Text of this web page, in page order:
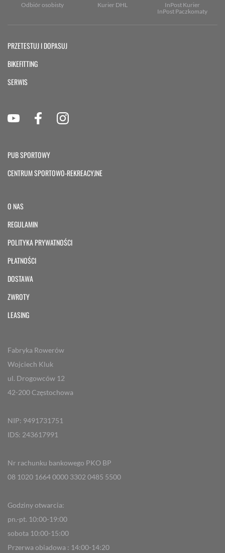
Odbiór osobisty Kurier DHL
InPost Kurier
InPost Paczkomaty
PRZETESTUJ I DOPASUJ
BIKEFITTING
SERWIS
PUB SPORTOWY
CENTRUM SPORTOWO-REKREACYJNE
O NAS
REGULAMIN
POLITYKA PRYWATNOŚCI
PŁATNOŚCI
DOSTAWA
ZWROTY
LEASING
Fabryka Rowerów
Wojciech Kluk
ul. Drogowców 12
42-200 Częstochowa
NIP: 9491731751
IDS: 243617991
Nr rachunku bankowego PKO BP
08 1020 1664 0000 3302 0485 5500
Godziny otwarcia:
pn.-pt. 10:00-19:00
sobota 10:00-15:00
Przerwa obiadowa : 14:00-14:20